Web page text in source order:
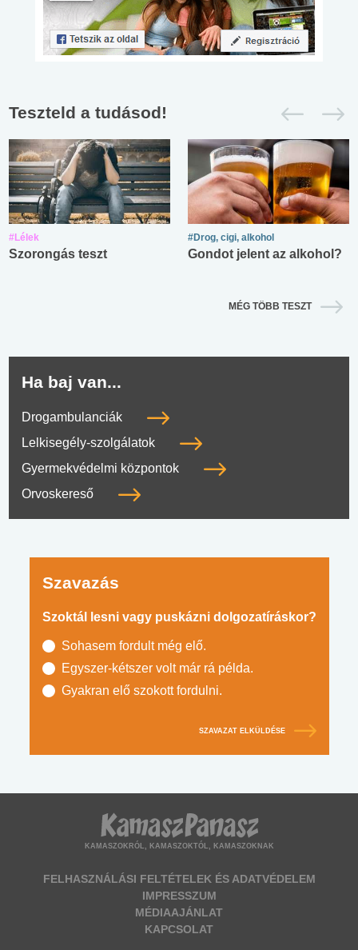
Teszteld a tudásod!
#Lélek
Szorongás teszt
#Drog, cigi, alkohol
Gondot jelent az alkohol?
MÉG TÖBB TESZT
Ha baj van...
Drogambulanciák
Lelkisegély-szolgálatok
Gyermekvédelmi központok
Orvoskereső
Szavazás
Szoktál lesni vagy puskázni dolgozatíráskor?
Sohasem fordult még elő.
Egyszer-kétszer volt már rá példa.
Gyakran elő szokott fordulni.
SZAVAZAT ELKÜLDÉSE
KAMASZOKRÓL, KAMASZOKTÓL, KAMASZOKNAK
FELHASZNÁLÁSI FELTÉTELEK ÉS ADATVÉDELEM
IMPRESSZUM
MÉDIAAJÁNLAT
KAPCSOLAT